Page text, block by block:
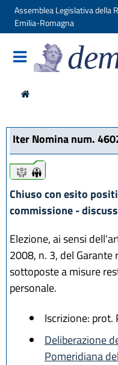
Assemblea Legislativa della
Emilia-Romagna
Iter Nomina num.
Chiuso con esito
commissione -
Elezione, ai sensi
2008, n. 3, del
sottoposte a misure
personale.
Iscrizione:
Deliberazione
Pomeridiana